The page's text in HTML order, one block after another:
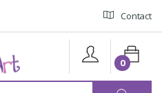
Contact
0